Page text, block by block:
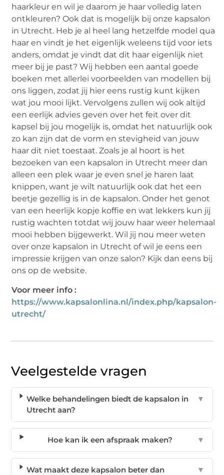
haarkleur en wil je daarom je haar volledig laten
ontkleuren? Ook dat is mogelijk bij onze kapsalon
in Utrecht. Heb je al heel lang hetzelfde model qua
haar en vindt je het eigenlijk weleens tijd voor iets
anders, omdat je vindt dat dit haar eigenlijk niet
meer bij je past? Wij hebben een aantal goede
boeken met allerlei voorbeelden van modellen bij
ons liggen, zodat jij hier eens rustig kunt kijken
wat jou mooi lijkt. Vervolgens zullen wij ook altijd
een eerlijk advies geven over het feit over dit
kapsel bij jou mogelijk is, omdat het natuurlijk ook
zo kan zijn dat de vorm en stevigheid van jouw
haar dit niet toestaat. Zoals je al hoort is het
bezoeken van een kapsalon in Utrecht meer dan
alleen een plek waar je even snel je haren laat
knippen, want je wilt natuurlijk ook dat het een
beetje gezellig is in de kapsalon. Onder het genot
van een heerlijk kopje koffie en wat lekkers kun jij
rustig wachten totdat wij jouw haar weer helemaal
mooi hebben bijgewerkt. Wil jij nou meer weten
over onze kapsalon in Utrecht of wil je eens een
impressie krijgen van onze salon? Kijk dan eens bij
ons op de website.
Voor meer info :
https://www.kapsalonlina.nl/index.php/kapsalon-
utrecht/
Veelgestelde vragen
Welke behandelingen biedt de kapsalon in
Utrecht aan?
▼
Hoe kan ik een afspraak maken? ▼
Wat maakt deze kapsalon beter dan
▼